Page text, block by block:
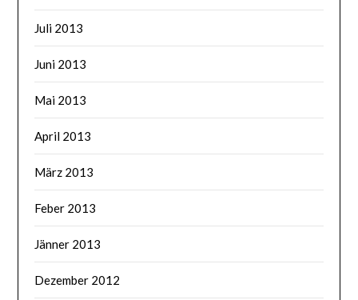
Juli 2013
Juni 2013
Mai 2013
April 2013
März 2013
Feber 2013
Jänner 2013
Dezember 2012